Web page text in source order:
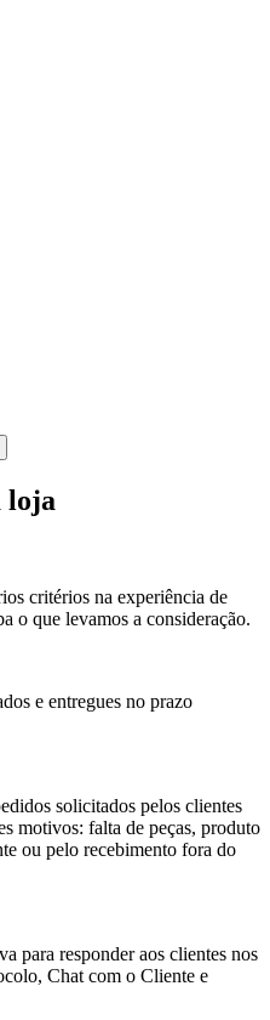
loja
critérios na experiência de
o que levamos a consideração.
e entregues no prazo
solicitados pelos clientes
motivos: falta de peças, produto
ou pelo recebimento fora do
para responder aos clientes nos
Chat com o Cliente e